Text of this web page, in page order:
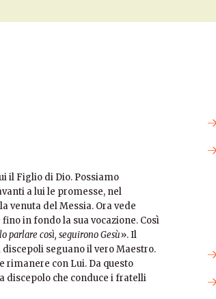
il Figlio di Dio. Possiamo
a lui le promesse, nel
venuta del Messia. Ora vede
in fondo la sua vocazione. Così
parlare così, seguirono Gesù». Il
seguano il vero Maestro.
rimanere con Lui. Da questo
discepolo che conduce i fratelli